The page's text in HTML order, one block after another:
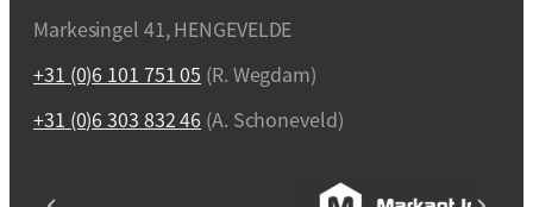
Markesingel 41, HENGEVELDE
+31 (0)6 101 751 05 (R. Wegdam)
+31 (0)6 303 832 46 (A. Schoneveld)